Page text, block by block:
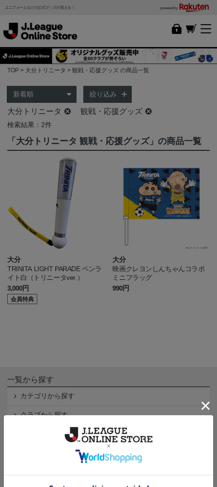
ユニフォームなどの公式グッズが買える！ powered by
TOP 大分トリニータ 観戦・応援グッズ の商品一覧
絞り込み
大分トリニータ 観戦・応援グッズ
検索結果：2件
「大分トリニータ 観戦・応援グッズ」の商品一覧
大分
TRINITA LIGHT PARADE ペンラ
イト白（トリニータver.）
3,000円
会員特典
大分
映画クレヨンしんちゃんコラボ
ミニフラッグ
990円
一覧から探す
カテゴリから探す
クラブから探す
Ｊ2